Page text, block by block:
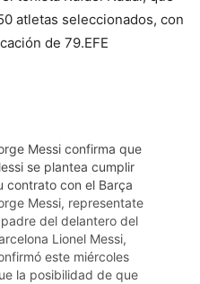
atletas seleccionados, con
de 79.EFE
Messi confirma que
se plantea cumplir
contrato con el Barça
Messi, representate
del delantero del
Lionel Messi,
este miércoles
la posibilidad de que